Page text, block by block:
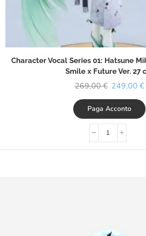
Character Vocal Series 01: Hatsune
Smile x Future Ver. 27
269,00€ 249,00 €
Paga Acconto